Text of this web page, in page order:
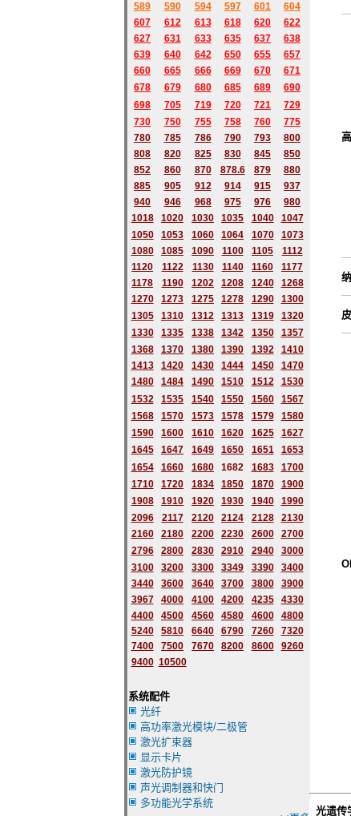
589
590 594 597 601
604
607
612 613 618 620
622
627
631 633 635 637
638
639
640 642 650 655
657
660
665 666 669 670
671
678
679 680 685 689
690
698
705 719 720 721
729
730
750 755 758 760
775
780
785 786 790 793
800
808
820 825 830 845
850
852
860 870 878.6 879
880
885
905 912 914 915
937
940
946 968 975 976
980
1018
1020 1030 1035 1040
1047
1050
1053 1060 1064 1070
1073
1080
1085 1090 1100 1105
1112
1120
1122 1130 1140 1160
1177
1178
1190 1202 1208 1240
1268
1270
1273 1275 1278 1290
1300
1305
1310 1312 1313 1319
1320
1330
1335 1338 1342 1350
1357
1368
1370 1380 1390 1392
1410
1413
1420 1430 1444 1450
1470
1480
1484 1490 1510 1512
1530
1532
1535 1540 1550 1560
1567
1568
1570 1573 1578 1579
1580
1590
1600 1610 1620 1625
1627
1645
1647 1649 1650 1651
1653
1654
1660 1680 1682 1683
1700
1710
1720 1834 1850 1870
1900
1908
1910 1920 1930 1940
1990
2096
2117 2120 2124 2128
2130
2160
2180 2200 2230 2600
2700
2796
2800 2830 2910 2940
3000
3100
3200 3300 3349 3390
3400
3440
3600 3640 3700 3800
3900
3967
4000 4100 4200 4235
4330
4400
4500 4560 4580 4600
4800
5240
5810 6640 6790 7260
7320
7400
7500 7670 8200 8600
9260
9400 10500
系统配件
光纤
高功率激光模块/二极管
激光扩束器
显示卡片
激光防护镜
声光调制器和快门
多功能光学系统
光遗传